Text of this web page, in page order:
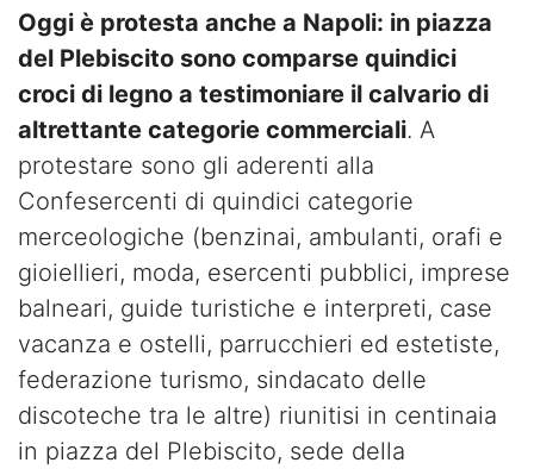
Oggi è protesta anche a Napoli: in piazza
del Plebiscito sono comparse quindici
croci di legno a testimoniare il calvario di
altrettante categorie commerciali. A
protestare sono gli aderenti alla
Confesercenti di quindici categorie
merceologiche (benzinai, ambulanti, orafi e
gioiellieri, moda, esercenti pubblici, imprese
balneari, guide turistiche e interpreti, case
vacanza e ostelli, parrucchieri ed estetiste,
federazione turismo, sindacato delle
discoteche tra le altre) riunitisi in centinaia
in piazza del Plebiscito, sede della